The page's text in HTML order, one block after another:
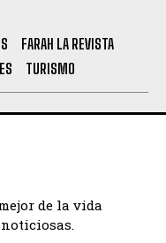
FARAH LA REVISTA
TURISMO
de la vida